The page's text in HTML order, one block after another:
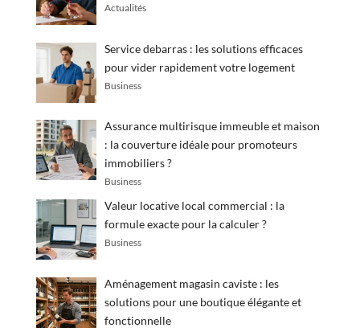
Actualités
Service debarras : les solutions efficaces
pour vider rapidement votre logement
Business
Assurance multirisque immeuble et maison
: la couverture idéale pour promoteurs
immobiliers ?
Business
Valeur locative local commercial : la
formule exacte pour la calculer ?
Business
Aménagement magasin caviste : les
solutions pour une boutique élégante et
fonctionnelle